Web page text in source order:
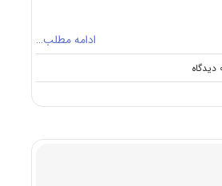
ادامه مطلب…
on
سوالات
مهندسی